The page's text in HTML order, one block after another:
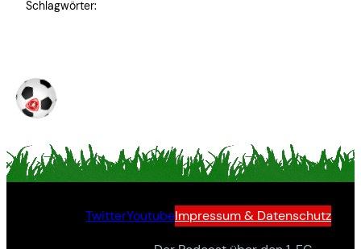
Schlagwörter:
TwitterYoutubeImpressum & Datenschutz